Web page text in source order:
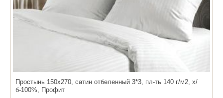
Простынь 150х270, сатин отбеленный 3*3, пл-ть 140 г/м2, х/
б-100%, Профит